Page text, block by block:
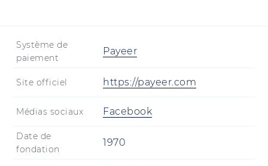
Système de
paiement
Payeer
Site officiel https://payeer.com
Médias sociaux Facebook
Date de
fondation
1970